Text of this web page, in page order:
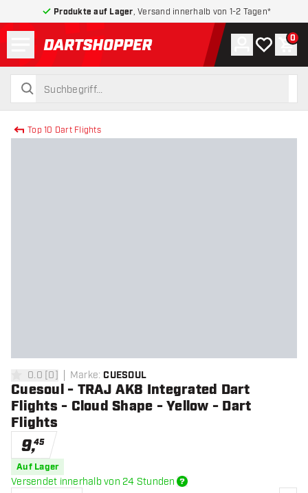
Produkte auf Lager , Versand innerhalb von 1-2 Tagen*
zurück zur Startseite
suchen
suchen
Konto
Meine 0
Top 10 Dart Flights
0 Bewertungssterne
0.0 [0] Marke: CUESOUL
Cuesoul - TRAJ AK8 Integrated Dart
Flights - Cloud Shape - Yellow - Dart
Flights
9,45
Auf Lager
Versendet innerhalb von 24 Stunden